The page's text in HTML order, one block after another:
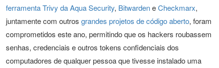
ferramenta Trivy da Aqua Security, BitwardeneCheckmarx,
juntamente com outros grandes projetos de código aberto, foram
comprometidos este ano, permitindo que os hackers roubassem
senhas, credenciais e outros tokens confidenciais dos
computadores de qualquer pessoa que tivesse instalado uma